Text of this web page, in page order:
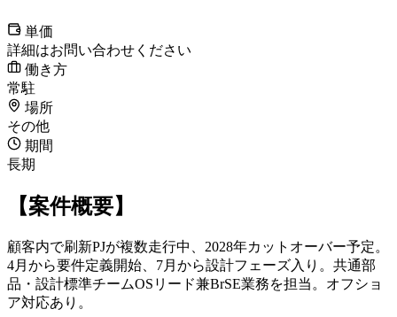
単価
詳細はお問い合わせください
働き方
常駐
場所
その他
期間
長期
【案件概要】
顧客内で刷新PJが複数走行中、2028年カットオーバー予定。
4月から要件定義開始、7月から設計フェーズ入り。共通部
品・設計標準チームOSリード兼BrSE業務を担当。オフショ
ア対応あり。